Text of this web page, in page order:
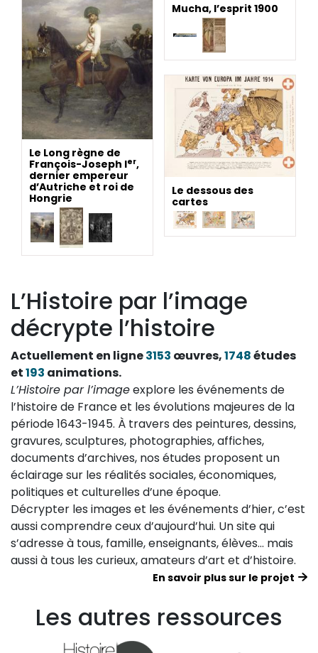
Le Long règne de
François-Joseph Ier,
dernier empereur
d’Autriche et roi de
Hongrie
Mucha, l’esprit 1900
Le dessous des
cartes
L’Histoire par l’image
décrypte l’histoire
Actuellement en ligne3153 œuvres,1748études
et193 animations.
L’Histoire par l’imageexplore les événements de
l’histoire de France et les évolutions majeures de la
période 1643-1945. À travers des peintures, dessins,
gravures, sculptures, photographies, affiches,
documents d’archives, nos études proposent un
éclairage sur les réalités sociales, économiques,
politiques et culturelles d’une époque.
Décrypter les images et les événements d’hier, c’est
aussi comprendre ceux d’aujourd’hui. Un site qui
s’adresse à tous, famille, enseignants, élèves… mais
aussi à tous les curieux, amateurs d’art et d’histoire.
En savoir plus sur le projet
Les autres ressources